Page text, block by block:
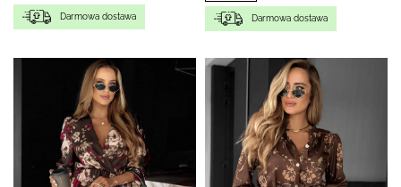
Darmowa dostawa Darmowa dostawa